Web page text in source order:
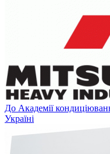
До Академії
Україні